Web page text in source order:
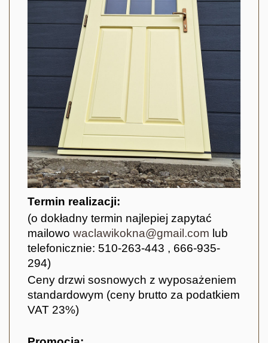
Termin realizacji:
(o dokładny termin najlepiej zapytać
mailowo waclawikokna@gmail.com lub
telefonicznie: 510-263-443 , 666-935-
294)
Ceny drzwi sosnowych z wyposażeniem
standardowym (ceny brutto za podatkiem
VAT 23%)